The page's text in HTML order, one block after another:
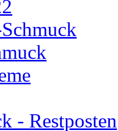
- Restposten